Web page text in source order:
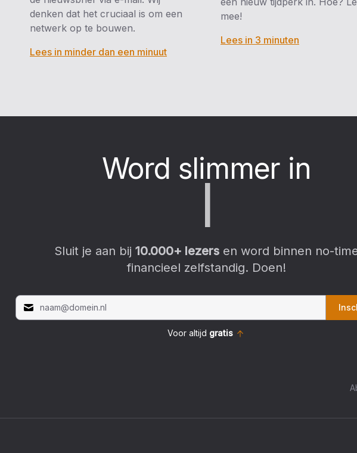
denken dat het cruciaal is om een
netwerk op te bouwen.
Lees in minder dan een minuut
mee!
Lees in 3 minuten
Word slimmer in
Sluit je aan bij 10.000+ lezersen word binnen no-
financieel zelfstandig. Doen!
Voor altijd gratis